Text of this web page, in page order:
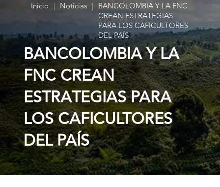
Inicio | Noticias | BANCOLOMBIA Y LA FNC
CREAN ESTRATEGIAS
PARA LOS CAFICULTORES
DEL PAÍS
BANCOLOMBIA Y LA
FNC CREAN
ESTRATEGIAS PARA
LOS CAFICULTORES
DEL PAÍS